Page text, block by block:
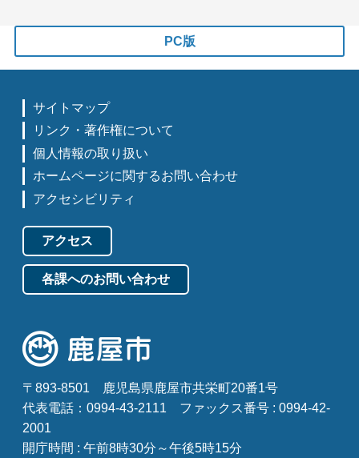
PC版
サイトマップ
リンク・著作権について
個人情報の取り扱い
ホームページに関するお問い合わせ
アクセシビリティ
アクセス
各課へのお問い合わせ
〒893-8501
鹿児島県鹿屋市共栄町20番1号
代表電話：0994-43-2111
ファックス番号 : 0994-42-
2001
開庁時間 : 午前8時30分～午後5時15分